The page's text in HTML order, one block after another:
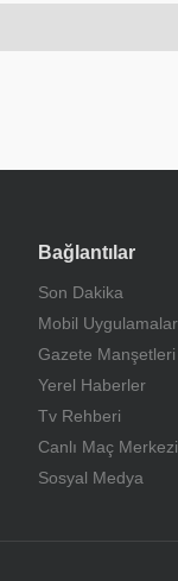
Bağlantılar
Son Dakika
Mobil Uygulamalar
Gazete Manşetleri
Yerel Haberler
Tv Rehberi
Canlı Maç Merkezi
Sosyal Medya